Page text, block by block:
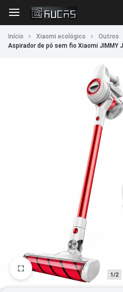
Início Xiaomi ecológico
Outros
Aspirador de pó sem fio Xiaomi JIMMY
1/2